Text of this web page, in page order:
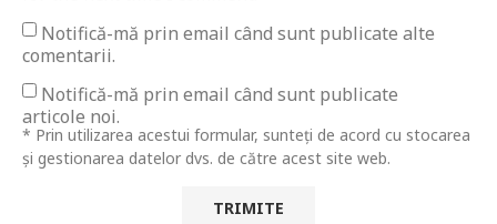
Notifică-mă prin email când sunt publicate alte
comentarii.
Notifică-mă prin email când sunt publicate
articole noi.
* Prin utilizarea acestui formular, sunteți de acord cu stocarea
și gestionarea datelor dvs. de către acest site web.